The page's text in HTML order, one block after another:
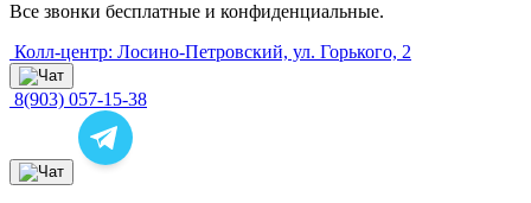
Все звонки бесплатные и конфиденциальные.
Колл-центр: Лосино-Петровский, ул. Горького, 2
8(903) 057-15-38